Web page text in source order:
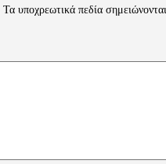
Τα υποχρεωτικά πεδία